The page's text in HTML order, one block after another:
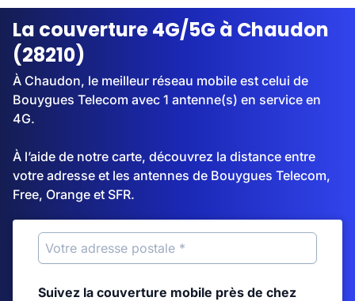
Streaming
La couverture 4G/5G à Chaudon
(28210)
À Chaudon, le meilleur réseau mobile est celui de
Bouygues Telecom avec 1 antenne(s) en service en
4G.
À l’aide de notre carte, découvrez la distance entre
votre adresse et les antennes de Bouygues Telecom,
Free, Orange et SFR.
Suivez la couverture mobile près de chez